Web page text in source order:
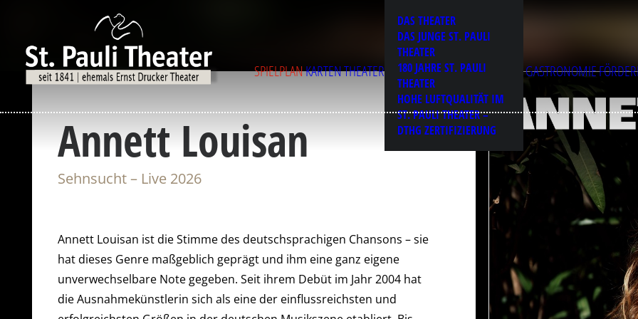
SPIELPLANKARTENTHEATER
DAS THEATER
DAS JUNGE ST. PAULI
THEATER
180 JAHRE ST. PAULI
THEATER
HOHE LUFTQUALITÄT IM
ST. PAULI THEATER –
DTHG ZERTIFIZIERUNG
GASTRONOMIE
Annett Louisan
Sehnsucht – Live 2026
Annett Louisan ist die Stimme des deutschsprachigen Chansons – sie
hat dieses Genre maßgeblich geprägt und ihm eine ganz eigene
unverwechselbare Note gegeben. Seit ihrem Debüt im Jahr 2004 hat
die Ausnahmekünstlerin sich als eine der einflussreichsten und